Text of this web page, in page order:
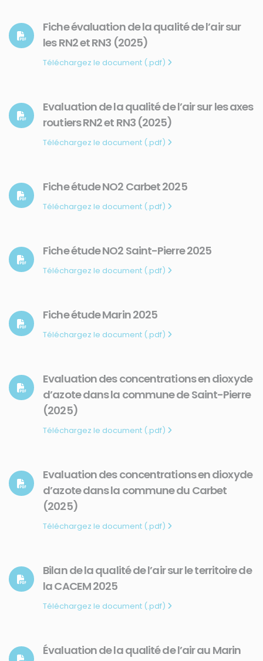
Fiche évaluation de la qualité de l’air sur
les RN2 et RN3 (2025)
Téléchargez le document (.pdf)
Evaluation de la qualité de l’air sur les axes
routiers RN2 et RN3 (2025)
Téléchargez le document (.pdf)
Fiche étude NO2 Carbet 2025
Téléchargez le document (.pdf)
Fiche étude NO2 Saint-Pierre 2025
Téléchargez le document (.pdf)
Fiche étude Marin 2025
Téléchargez le document (.pdf)
Evaluation des concentrations en dioxyde
d’azote dans la commune de Saint-Pierre
(2025)
Téléchargez le document (.pdf)
Evaluation des concentrations en dioxyde
d’azote dans la commune du Carbet
(2025)
Téléchargez le document (.pdf)
Bilan de la qualité de l’air sur le territoire de
la CACEM 2025
Téléchargez le document (.pdf)
Évaluation de la qualité de l’air au Marin